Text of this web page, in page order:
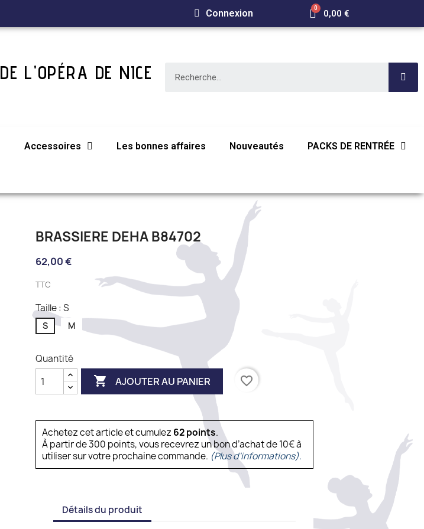
Connexion 0,00 €
L'OPÉRA DE NICE
Accessoires Les bonnes affaires Nouveautés PACKS DE RENTRÉE
BRASSIERE DEHA B84702
62,00 €
TTC
Taille : S
S M
Quantité
 AJOUTER AU PANIER favorite_border
Achetez cet article et cumulez 62points.
À partir de 300 points, vous recevrez un bon d’achat de 10€ à
utiliser sur votre prochaine commande. (Plus d'informations).
Détails du produit